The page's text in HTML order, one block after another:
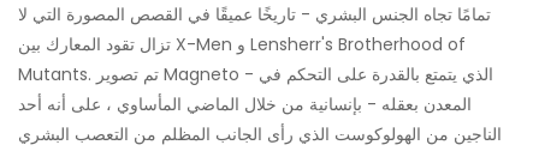
تمامًا تجاه الجنس البشري - تاريخًا عميقًا في القصص المصورة التي لا
تزال تقود المعارك بين X-Men و Lensherr's Brotherhood of
Mutants. تم تصوير Magneto - الذي يتمتع بالقدرة على التحكم في
المعدن بعقله - بإنسانية من خلال الماضي المأساوي ، على أنه أحد
الناجين من الهولوكوست الذي رأى الجانب المظلم من التعصب البشري